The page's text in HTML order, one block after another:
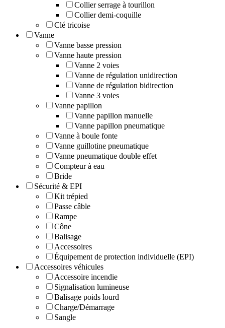
Collier serrage à tourillon
Collier demi-coquille
Clé tricoise
Vanne
Vanne basse pression
Vanne haute pression
Vanne 2 voies
Vanne de régulation unidirection
Vanne de régulation bidirection
Vanne 3 voies
Vanne papillon
Vanne papillon manuelle
Vanne papillon pneumatique
Vanne à boule fonte
Vanne guillotine pneumatique
Vanne pneumatique double effet
Compteur à eau
Bride
Sécurité & EPI
Kit trépied
Passe câble
Rampe
Cône
Balisage
Accessoires
Équipement de protection individuelle (EPI)
Accessoires véhicules
Accessoire incendie
Signalisation lumineuse
Balisage poids lourd
Charge/Démarrage
Sangle